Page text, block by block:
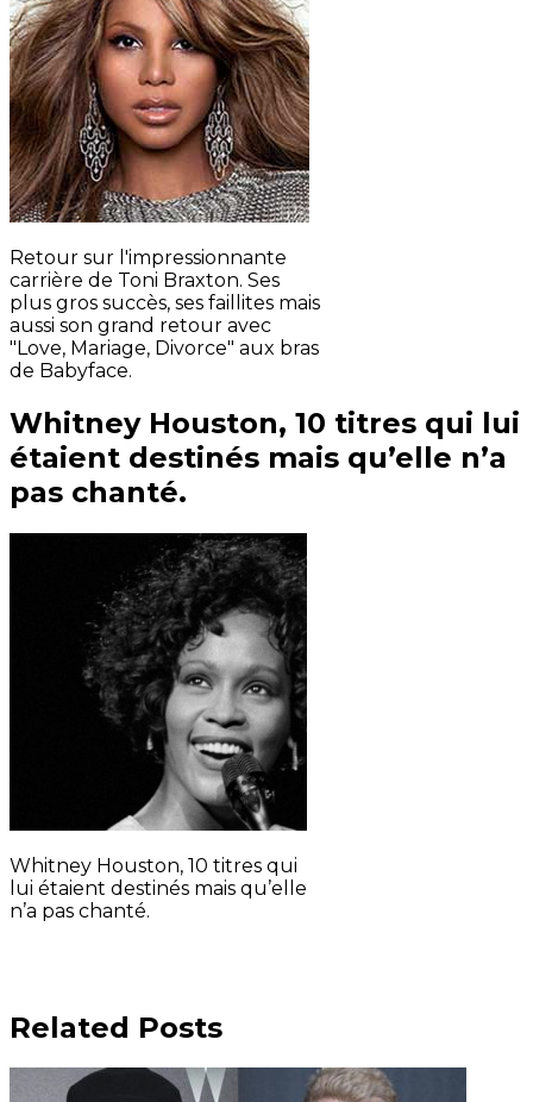
Retour sur l'impressionnante
carrière de Toni Braxton. Ses
plus gros succès, ses faillites mais
aussi son grand retour avec
"Love, Mariage, Divorce" aux bras
de Babyface.
Whitney Houston, 10 titres qui lui
étaient destinés mais qu’elle n’a
pas chanté.
Whitney Houston, 10 titres qui
lui étaient destinés mais qu’elle
n’a pas chanté.
Related Posts